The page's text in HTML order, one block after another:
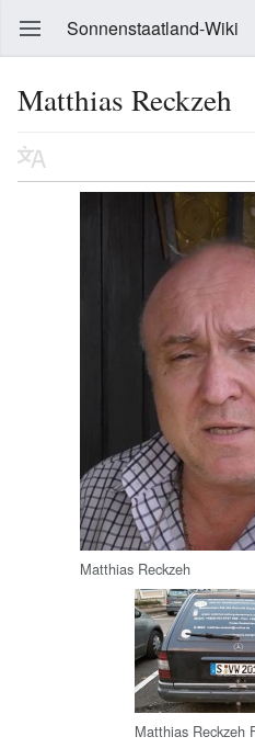
Sonnenstaatland-Wiki
Matthias Reckzeh
Matthias Reckzeh
Matthias Reckzeh